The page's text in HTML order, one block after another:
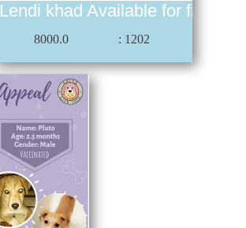
Lendi khad Available for field
8000.0 : 1202